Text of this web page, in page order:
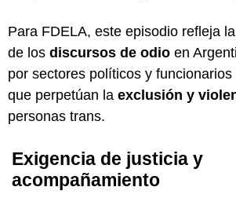
Para FDELA, este episodio refleja
de los discursos de odio en
por sectores políticos y
que perpetúan la exclusión y
personas trans.
Exigencia de justicia y
acompañamiento